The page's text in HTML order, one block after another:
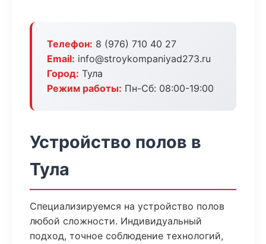
Телефон: 8 (976) 710 40 27
Email: info@stroykompaniyad273.ru
Город: Тула
Режим работы: Пн-Сб: 08:00-19:00
Устройство полов в
Тула
Специализируемся на устройство полов
любой сложности. Индивидуальный
подход, точное соблюдение технологий,